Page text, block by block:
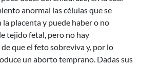
anormal las células que se
placenta y puede haber o no
tejido fetal, pero no hay
que el feto sobreviva y, por lo
un aborto temprano. Dadas sus